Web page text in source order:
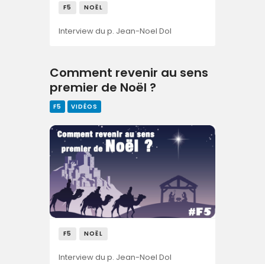
F5 NOËL
Interview du p. Jean-Noel Dol
Comment revenir au sens
premier de Noël ?
F5 VIDÉOS
F5 NOËL
Interview du p. Jean-Noel Dol